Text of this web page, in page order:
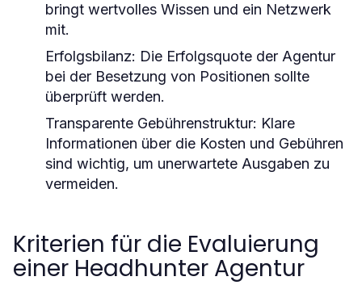
bringt wertvolles Wissen und ein Netzwerk
mit.
Erfolgsbilanz: Die Erfolgsquote der Agentur
bei der Besetzung von Positionen sollte
überprüft werden.
Transparente Gebührenstruktur: Klare
Informationen über die Kosten und Gebühren
sind wichtig, um unerwartete Ausgaben zu
vermeiden.
Kriterien für die Evaluierung
einer Headhunter Agentur